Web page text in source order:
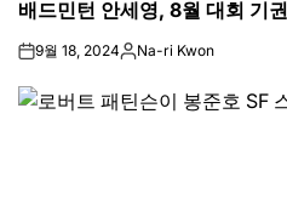
IN
배드민턴 안세영, 8월 대회 기권
on9월 18, 2024Posted
Na-ri Kwon